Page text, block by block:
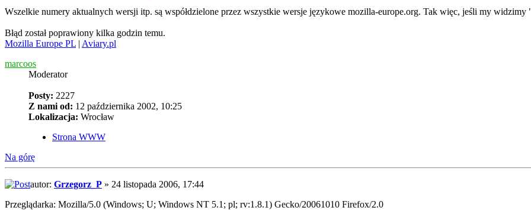
Wszelkie numery aktualnych wersji itp. są współdzielone przez wszystkie wersje językowe mozilla-europe.org. Tak więc, jeśli my
Błąd został poprawiony kilka godzin temu.
Mozilla Europe PL | Aviary.pl
marcoos
Moderator
Posty: 2227
Z nami od: 12 października 2002, 10:25
Lokalizacja: Wrocław
Strona WWW
Na górę
autor: Grzegorz_P » 24 listopada 2006, 17:44
Przeglądarka: Mozilla/5.0 (Windows; U; Windows NT 5.1; pl; rv:1.8.1) Gecko/20061010 Firefox/2.0